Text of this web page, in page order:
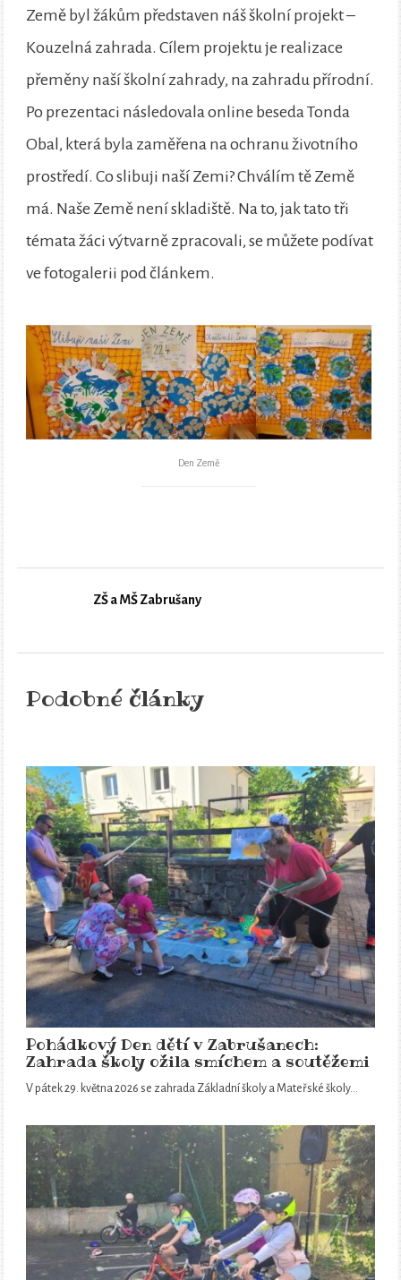
Země byl žákům představen náš školní projekt –
Kouzelná zahrada. Cílem projektu je realizace
přeměny naší školní zahrady, na zahradu přírodní.
Po prezentaci následovala online beseda Tonda
Obal, která byla zaměřena na ochranu životního
prostředí. Co slibuji naší Zemi? Chválím tě Země
má. Naše Země není skladiště. Na to, jak tato tři
témata žáci výtvarně zpracovali, se můžete podívat
ve fotogalerii pod článkem.
Den Země
ZŠ a MŠ Zabrušany
Podobné články
Pohádkový Den dětí v Zabrušanech:
Zahrada školy ožila smíchem a soutěžemi
V pátek 29. května 2026 se zahrada Základní školy a Mateřské školy…